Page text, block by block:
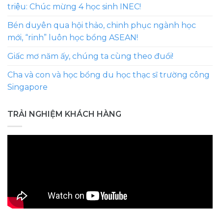
triệu: Chúc mừng 4 học sinh INEC!
Bén duyên qua hội thảo, chinh phục ngành học
mới, “rinh” luôn học bổng ASEAN!
Giấc mơ năm ấy, chúng ta cùng theo đuổi!
Cha và con và học bổng du học thạc sĩ trường công
Singapore
TRẢI NGHIỆM KHÁCH HÀNG